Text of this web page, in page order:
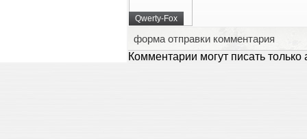
Qwerty-Fox
форма отправки комментария
Комментарии могут писать